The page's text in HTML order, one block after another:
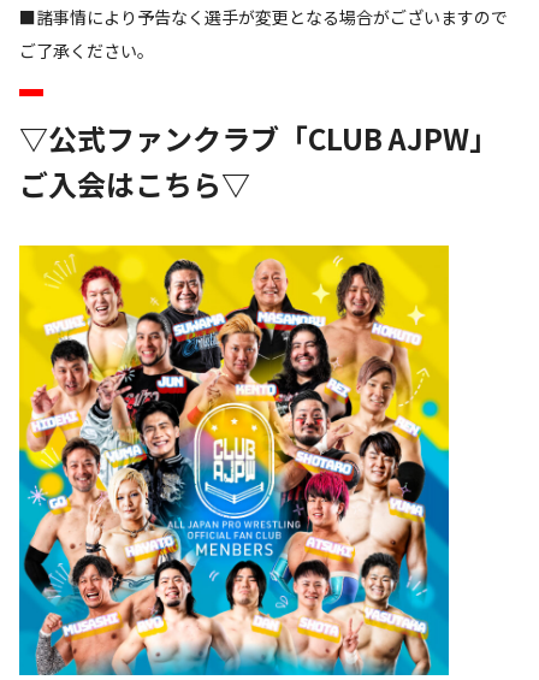
■諸事情により予告なく選手が変更となる場合がございますので
ご了承ください。
▽公式ファンクラブ「CLUB AJPW」
ご入会はこちら▽